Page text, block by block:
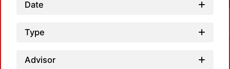
Date
Type
Advisor